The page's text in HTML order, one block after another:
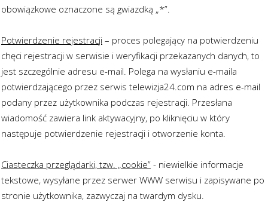
obowiązkowe oznaczone są gwiazdką „*”.
Potwierdzenie rejestracji – proces polegający na potwierdzeniu
chęci rejestracji w serwisie i weryfikacji przekazanych danych, to
jest szczególnie adresu e-mail. Polega na wysłaniu e-maila
potwierdzającego przez serwis telewizja24.com na adres e-mail
podany przez użytkownika podczas rejestracji. Przesłana
wiadomość zawiera link aktywacyjny, po kliknięciu w który
następuje potwierdzenie rejestracji i otworzenie konta.
Ciasteczka przeglądarki, tzw. „cookie” - niewielkie informacje
tekstowe, wysyłane przez serwer WWW serwisu i zapisywane po
stronie użytkownika, zazwyczaj na twardym dysku.